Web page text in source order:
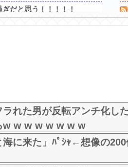
だと思う！！！！！
くか」店員「ほいっ見...
告「自分の中で“今し...
ラれた男が反転アンチ化し
w w w w w w w w
海に来た」ﾊﾟｼｬ←想像の200